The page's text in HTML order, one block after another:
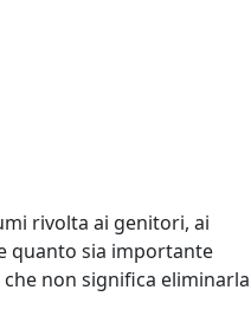
rivolta ai genitori, ai
quanto sia importante
non significa eliminarla